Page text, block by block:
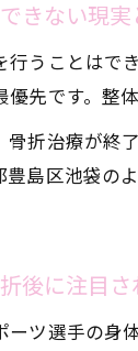
きない現
行うことはで
優先です。整
折治療が終
豊島区池袋の
後に注目
ーツ選手の身